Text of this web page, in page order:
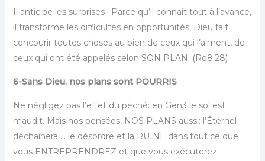
Il anticipe les surprises ! Parce qu’il connait tout à l’avance,
il transforme les difficultés en opportunités: Dieu fait
concourir toutes choses au bien de ceux qui l’aiment, de
ceux qui ont été appelés selon SON PLAN. (Ro8.28)
6-Sans Dieu, nos plans sont POURRIS
Ne négligez pas l’effet du péché: en Gen3 le sol est
maudit. Mais nos pensées, NOS PLANS aussi: l’Éternel
déchaînera … le désordre et la RUINE dans tout ce que
vous ENTREPRENDREZ et que vous exécuterez